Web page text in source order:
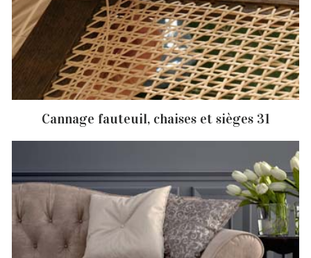
Cannage fauteuil, chaises et sièges 31